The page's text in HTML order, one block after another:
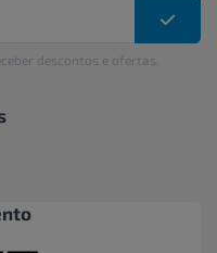
descontos e ofertas.